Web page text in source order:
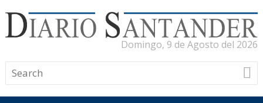
Domingo, 9 de Agosto del 2026